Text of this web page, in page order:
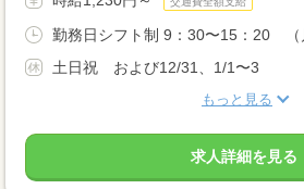
勤務日シフト制 9：30〜15：20 （
土日祝 および12/31、1/1〜3
もっと見る
求人詳細を見る